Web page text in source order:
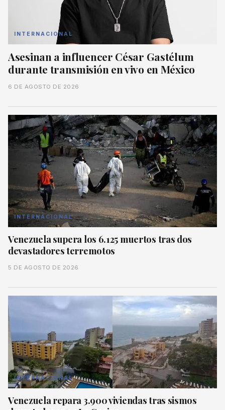
INTERNACIONAL
Asesinan a influencer César Gastélum
durante transmisión en vivo en México
6 DE AGOSTO DE 2026
INTERNACIONAL
Venezuela supera los 6.125 muertos tras dos
devastadores terremotos
5 DE AGOSTO DE 2026
INTERNACIONAL
Venezuela repara 3.900 viviendas tras sismos